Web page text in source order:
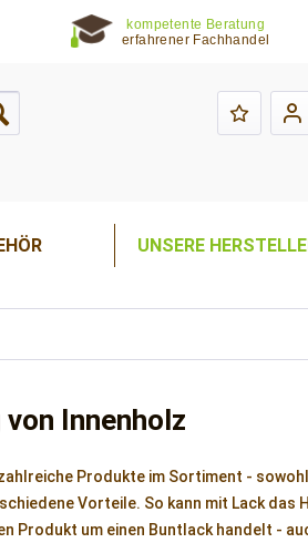
kompetente Beratung
erfahrener Fachhandel
UNSERE
Innenholz
Produkte im Sortiment -
Vorteile. So kann mit Lack
Produkt um einen Buntlack handelt -